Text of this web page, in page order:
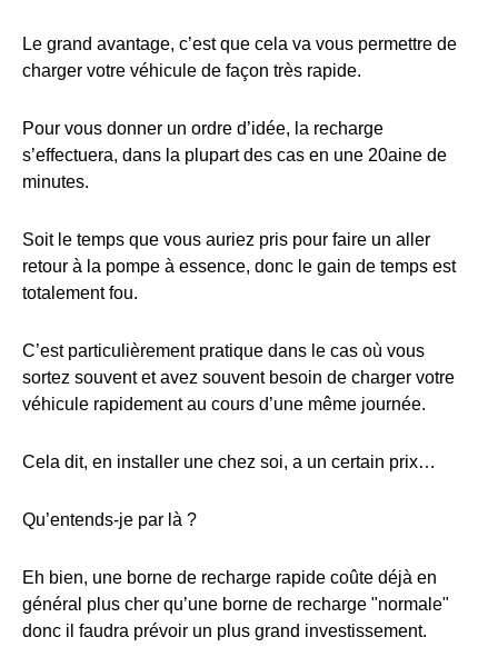
Le grand avantage, c’est que cela va vous permettre de
charger votre véhicule de façon très rapide.
Pour vous donner un ordre d’idée, la recharge
s’effectuera, dans la plupart des cas en une 20aine de
minutes.
Soit le temps que vous auriez pris pour faire un aller
retour à la pompe à essence, donc le gain de temps est
totalement fou.
C’est particulièrement pratique dans le cas où vous
sortez souvent et avez souvent besoin de charger votre
véhicule rapidement au cours d’une même journée.
Cela dit, en installer une chez soi, a un certain prix…
Qu’entends-je par là ?
Eh bien, une borne de recharge rapide coûte déjà en
général plus cher qu’une borne de recharge "normale"
donc il faudra prévoir un plus grand investissement.